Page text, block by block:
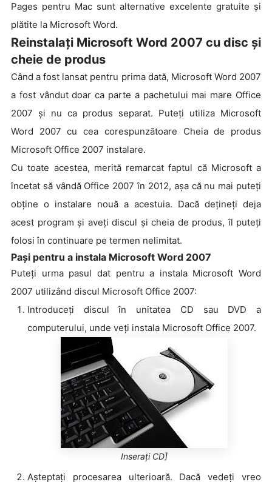
Pages pentru Mac sunt alternative excelente gratuite și
plătite la Microsoft Word.
Reinstalați Microsoft Word 2007 cu disc și
cheie de produs
Când a fost lansat pentru prima dată, Microsoft Word 2007
a fost vândut doar ca parte a pachetului mai mare Office
2007 și nu ca produs separat. Puteți utiliza Microsoft
Word 2007 cu cea corespunzătoare Cheia de produs
Microsoft Office 2007 instalare.
Cu toate acestea, merită remarcat faptul că Microsoft a
încetat să vândă Office 2007 în 2012, așa că nu mai puteți
obține o instalare nouă a acestuia. Dacă dețineți deja
acest program și aveți discul și cheia de produs, îl puteți
folosi în continuare pe termen nelimitat.
Pași pentru a instala Microsoft Word 2007
Puteți urma pasul dat pentru a instala Microsoft Word
2007 utilizând discul Microsoft Office 2007:
Introduceți discul în unitatea CD sau DVD a
computerului, unde veți instala Microsoft Office 2007.
Inserați CD]
Așteptați procesarea ulterioară. Dacă vedeți vreo